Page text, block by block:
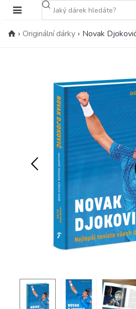
› Originální dárky › Novak